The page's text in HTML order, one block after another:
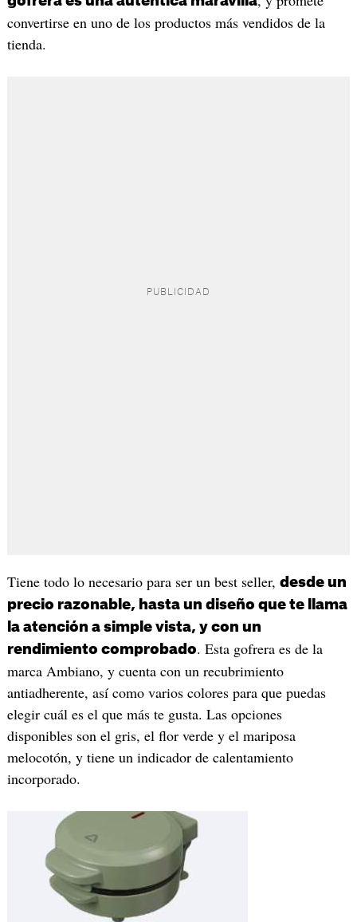
convertirse en uno de los productos más vendidos de la
tienda.
Tiene todo lo necesario para ser un best seller, desde un
precio razonable, hasta un diseño que te llama
la atención a simple vista, y con un
rendimiento comprobado. Esta gofrera es de la
marca Ambiano, y cuenta con un recubrimiento
antiadherente, así como varios colores para que puedas
elegir cuál es el que más te gusta. Las opciones
disponibles son el gris, el flor verde y el mariposa
melocotón, y tiene un indicador de calentamiento
incorporado.